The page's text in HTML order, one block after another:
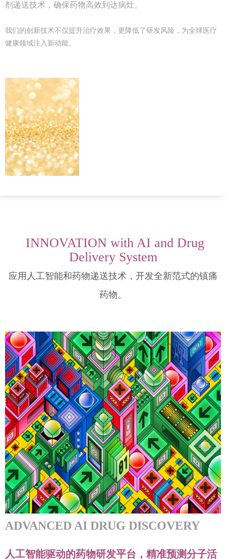
ADVANCED AI DRUG DISCOVERY
人工智能驱动的药物研发平台，精准预测分子活
剂递送技术，确保药物高效到达病灶。
我们的创新技术不仅提升治疗效果，更降低了研发风险，为全球医疗
健康领域注入新动能。
INNOVATION with AI and Drug
Delivery System
应用人工智能和药物递送技术，开发全新范式的镇痛
药物。